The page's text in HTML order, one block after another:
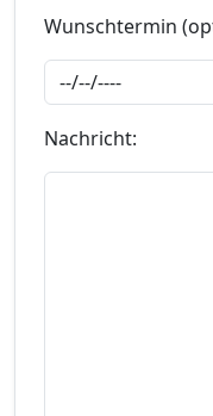
Wunschtermin
Nachricht: